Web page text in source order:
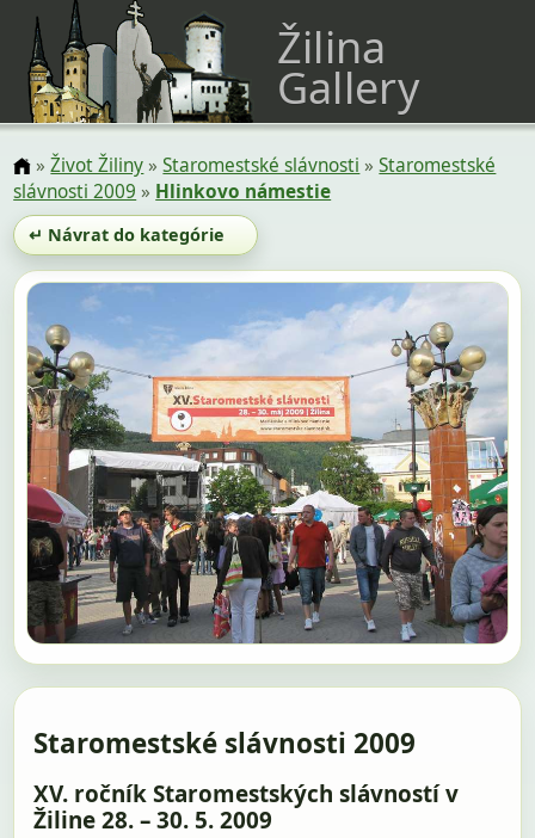
Žilina
Gallery
»Život Žiliny»Staromestské slávnosti »Staromestské
slávnosti 2009 » Hlinkovo námestie
↵ Návrat do kategórie
Staromestské slávnosti 2009
XV. ročník Staromestských slávností v
Žiline 28. – 30. 5. 2009